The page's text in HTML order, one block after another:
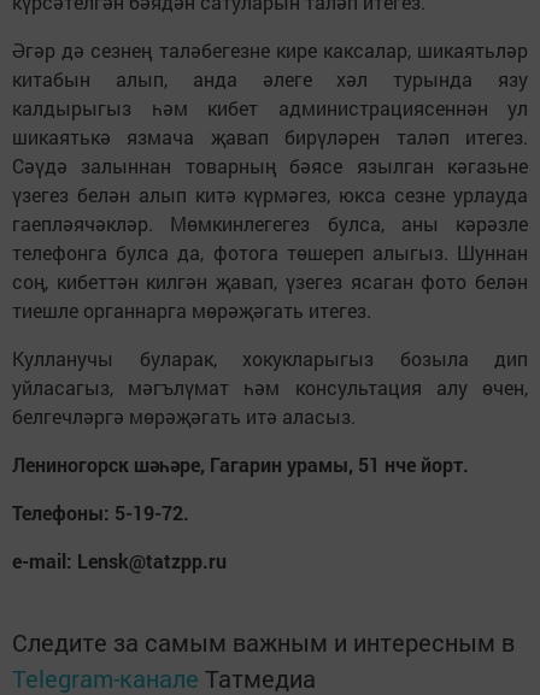
Әгәр дә сезнең таләбегезне кире каксалар, шикаятьләр
китабын алып, анда әлеге хәл турында язу
калдырыгыз һәм кибет администрациясеннән ул
шикаятькә язмача җавап бирүләрен таләп итегез.
Сәүдә залыннан товарның бәясе язылган кәгазьне
үзегез белән алып китә күрмәгез, юкса сезне урлауда
гаепләячәкләр. Мөмкинлегегез булса, аны кәрәзле
телефонга булса да, фотога төшереп алыгыз. Шуннан
соң, кибеттән килгән җавап, үзегез ясаган фото белән
тиешле органнарга мөрәҗәгать итегез.
Кулланучы буларак, хокукларыгыз бозыла дип
уйласагыз, мәгълүмат һәм консультация алу өчен,
белгечләргә мөрәҗәгать итә аласыз.
Лениногорск шәһәре, Гагарин урамы, 51 нче йорт.
Телефоны: 5-19-72.
е-mail: Lensk@tatzpp.ru
Следите за самым важным и интересным в
Telegram-канале Татмедиа